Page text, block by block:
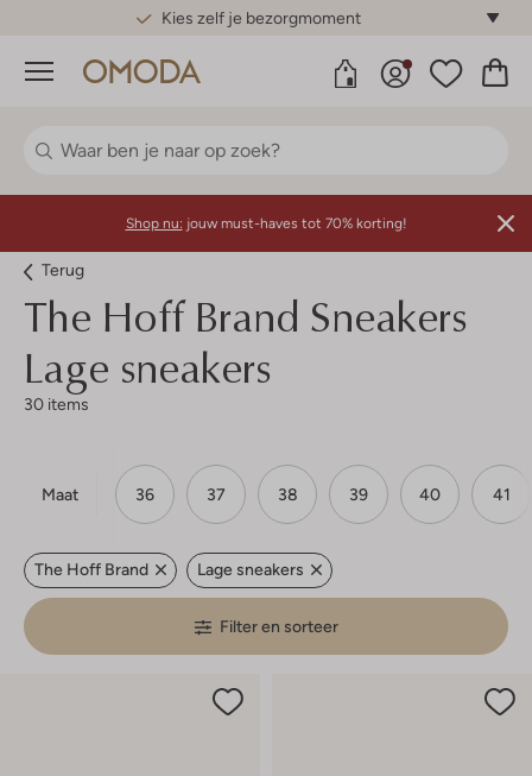
Gratis standaard verzending*
Menu
Shop nu: jouw must-haves tot 70% korting!
Terug
The Hoff Brand Sneakers
Lage sneakers
30 items
Maat 36 37 38 39 40 41
The Hoff Brand Lage sneakers
Filter en sorteer